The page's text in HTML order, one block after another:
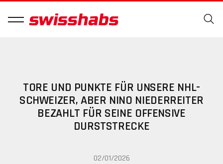
TORE UND PUNKTE FÜR UNSERE NHL-
SCHWEIZER, ABER NINO NIEDERREITER
BEZAHLT FÜR SEINE OFFENSIVE
DURSTSTRECKE
02/01/2026